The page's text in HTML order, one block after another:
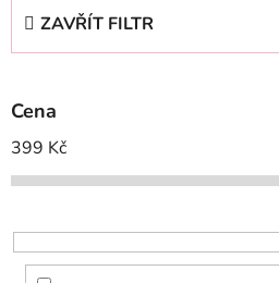
p
r
o
d
k
t
ZAVŘÍT FILTR
Cena
399 Kč